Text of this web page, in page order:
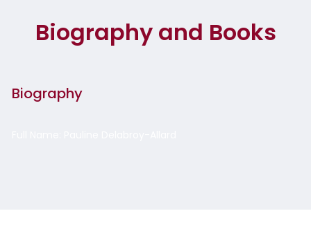
Biography and Books
Biography